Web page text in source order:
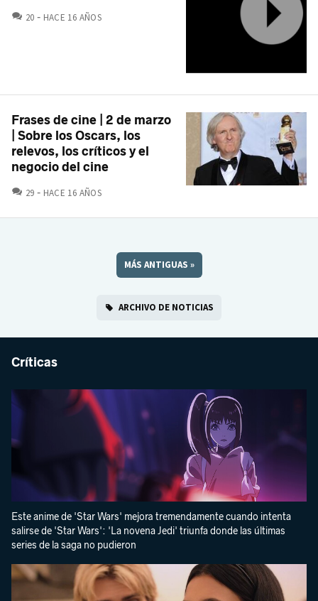
20 COMENTARIOS
HACE 16 AÑOS
Frases de cine | 2 de marzo
| Sobre los Oscars, los
relevos, los críticos y el
negocio del cine
29 COMENTARIOS
HACE 16 AÑOS
MÁS ANTIGUAS »
ARCHIVO DE NOTICIAS
Críticas
Este anime de 'Star Wars' mejora tremendamente cuando intenta
salirse de 'Star Wars': 'La novena Jedi' triunfa donde las últimas
series de la saga no pudieron